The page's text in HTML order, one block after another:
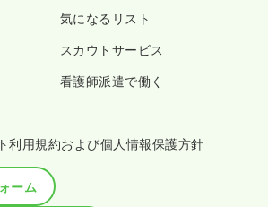
気になるリスト
スカウトサービス
看護師派遣で働く
利用規約および個人情報保護方針
ーム